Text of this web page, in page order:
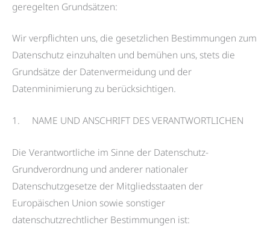
geregelten Grundsätzen:
Wir verpflichten uns, die gesetzlichen Bestimmungen zum
Datenschutz einzuhalten und bemühen uns, stets die
Grundsätze der Datenvermeidung und der
Datenminimierung zu berücksichtigen.
1. NAME UND ANSCHRIFT DES VERANTWORTLICHEN
Die Verantwortliche im Sinne der Datenschutz-
Grundverordnung und anderer nationaler
Datenschutzgesetze der Mitgliedsstaaten der
Europäischen Union sowie sonstiger
datenschutzrechtlicher Bestimmungen ist: